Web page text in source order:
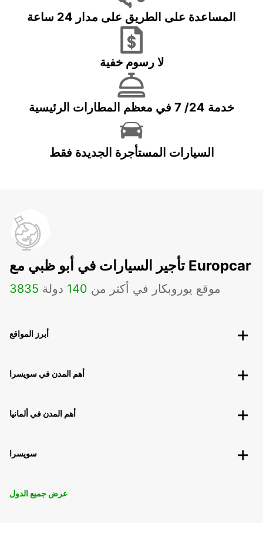
المساعدة على الطريق على مدار 24 ساعة
لا رسوم خفية
خدمة 24/ 7 في معظم المطارات الرئيسية
السيارات المستأجرة الجديدة فقط
تأجير السيارات في أبو ظبي مع Europcar
3835 موقع يوروبكار في أكثر من 140 دولة
أبرز المواقع
أهم المدن في سويسرا
أهم المدن في ألمانيا
سويسرا
عرض جميع الدول